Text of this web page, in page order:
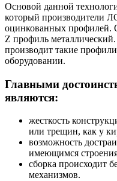
Основой данной
который производители
оцинкованных
Z профиль
производит такие
оборудовании.
Главными
являются:
жесткость
или трещин, как у
возможность
имеющимся
сборка происходит
механизмов.